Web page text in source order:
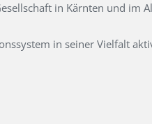
in Kärnten und im
in seiner Vielfalt